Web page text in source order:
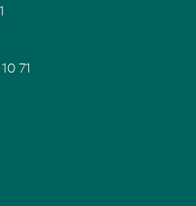
71